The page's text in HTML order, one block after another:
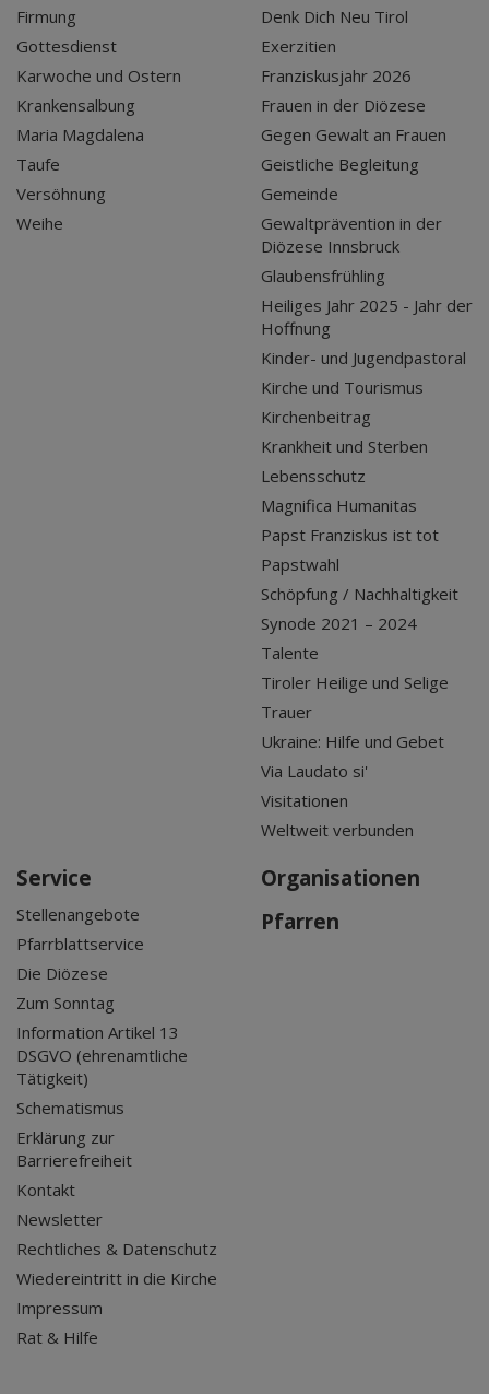
Firmung
Gottesdienst
Karwoche und Ostern
Krankensalbung
Maria Magdalena
Taufe
Versöhnung
Weihe
Denk Dich Neu Tirol
Exerzitien
Franziskusjahr 2026
Frauen in der Diözese
Gegen Gewalt an Frauen
Geistliche Begleitung
Gemeinde
Gewaltprävention in der
Diözese Innsbruck
Glaubensfrühling
Heiliges Jahr 2025 - Jahr der
Hoffnung
Kinder- und Jugendpastoral
Kirche und Tourismus
Kirchenbeitrag
Krankheit und Sterben
Lebensschutz
Magnifica Humanitas
Papst Franziskus ist tot
Papstwahl
Schöpfung / Nachhaltigkeit
Synode 2021 – 2024
Talente
Tiroler Heilige und Selige
Trauer
Ukraine: Hilfe und Gebet
Via Laudato si'
Visitationen
Weltweit verbunden
Service
Stellenangebote
Pfarrblattservice
Die Diözese
Zum Sonntag
Information Artikel 13
DSGVO (ehrenamtliche
Tätigkeit)
Schematismus
Erklärung zur
Barrierefreiheit
Kontakt
Newsletter
Rechtliches & Datenschutz
Wiedereintritt in die Kirche
Impressum
Rat & Hilfe
Organisationen
Pfarren